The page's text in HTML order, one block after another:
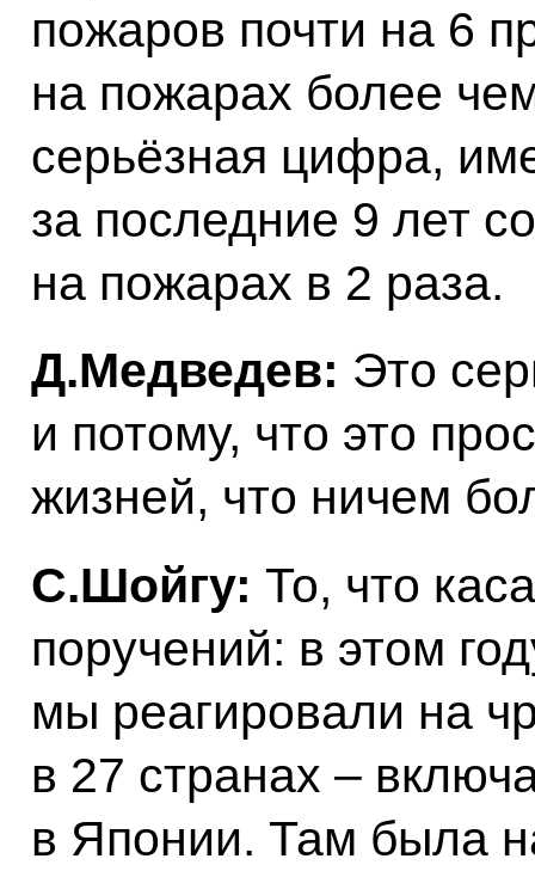
пожаров почти на 6
на пожарах более
серьёзная цифра,
за последние 9 лет
на пожарах в 2 раза.
Д.Медведев: Это
и потому, что это
жизней, что ничем
С.Шойгу: То, что
поручений: в этом
мы реагировали на
в 27 странах –
в Японии. Там была